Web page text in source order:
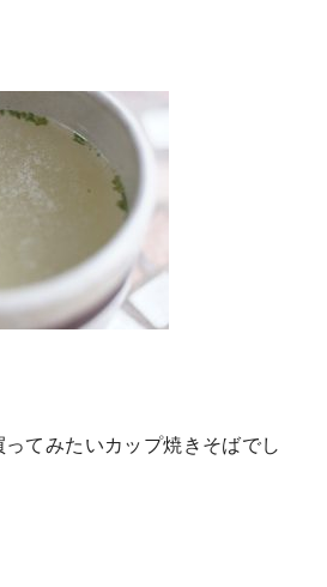
てみたいカップ焼きそばでし